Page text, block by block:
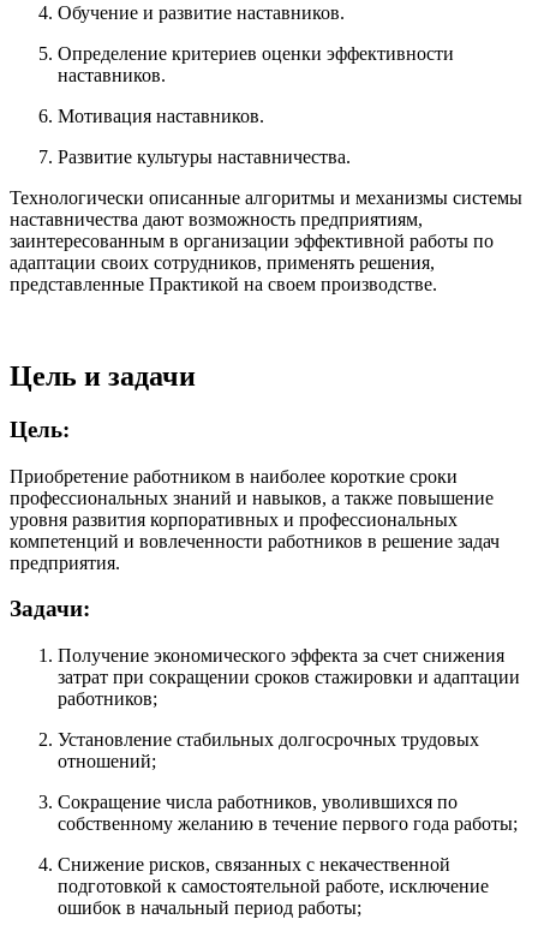
Обучение и развитие наставников.
Определение критериев оценки эффективности
наставников.
Мотивация наставников.
Развитие культуры наставничества.
Технологически описанные алгоритмы и механизмы системы
наставничества дают возможность предприятиям,
заинтересованным в организации эффективной работы по
адаптации своих сотрудников, применять решения,
представленные Практикой на своем производстве.
Цель и задачи
Цель:
Приобретение работником в наиболее короткие сроки
профессиональных знаний и навыков, а также повышение
уровня развития корпоративных и профессиональных
компетенций и вовлеченности работников в решение задач
предприятия.
Задачи:
Получение экономического эффекта за счет снижения
затрат при сокращении сроков стажировки и адаптации
работников;
Установление стабильных долгосрочных трудовых
отношений;
Сокращение числа работников, уволившихся по
собственному желанию в течение первого года работы;
Снижение рисков, связанных с некачественной
подготовкой к самостоятельной работе, исключение
ошибок в начальный период работы;